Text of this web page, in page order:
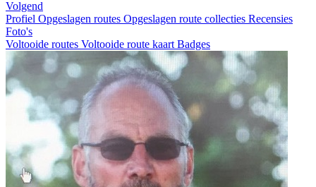
Volgend
Profiel Opgeslagen routes Opgeslagen route collecties Recensies
Foto's
Voltooide routes Voltooide route kaartBadges